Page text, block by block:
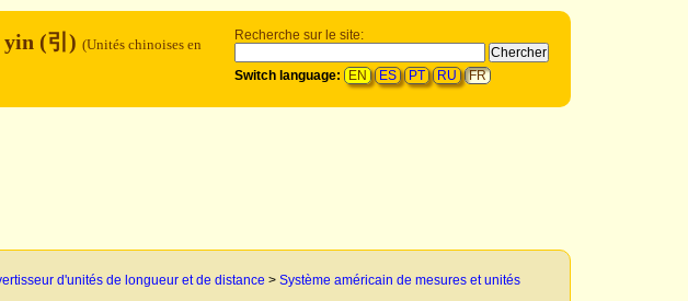
Recherche sur le site:
Switch language: EN ES PT RU FR
yin (引) (Unités chinoises en
d'unités de longueur et de distance > Système américain de mesures et unités